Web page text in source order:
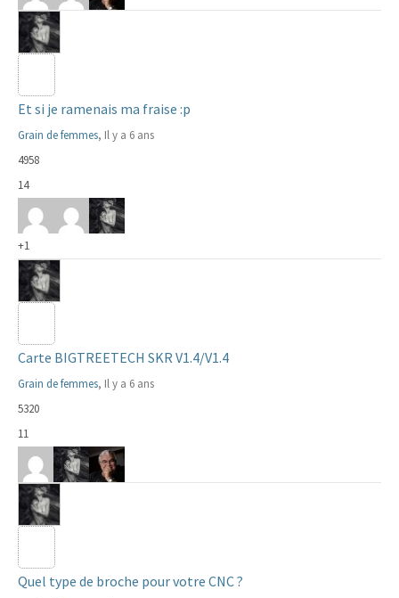
Et si je ramenais ma fraise :p
Grain de femmes, Il y a 6 ans
4958
14
+1
Carte BIGTREETECH SKR V1.4/V1.4
Grain de femmes, Il y a 6 ans
5320
11
Quel type de broche pour votre CNC ?